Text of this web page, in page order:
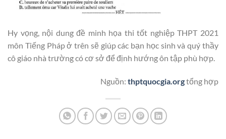
Hy vọng, nội dung đề minh họa thi tốt nghiệp THPT 2021
môn Tiếng Pháp ở trên sẽ giúp các bạn học sinh và quý thầy
cô giáo nhà trường có cơ sở để định hướng ôn tập phù hợp.
Nguồn: thptquocgia.orgtổng hợp